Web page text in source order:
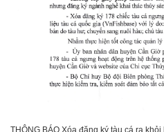
THÔNG BÁO Xóa đăng ký tàu cá ra